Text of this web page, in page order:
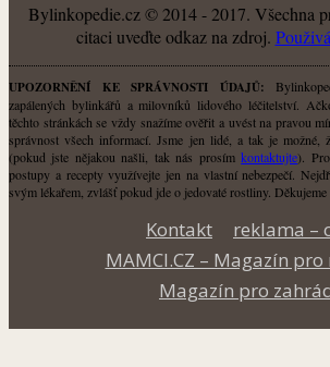
Bylinkopedie.cz © 2014 - 2017. Všechna
citaci uveďte odkaz na zdroj.
UPOZORNĚNÍ KE SPRÁVNOSTI ÚDAJŮ:
zapálených bylinkářů a milovníků lidového léčitelství.
těchto stránkách se vždy snažíme ověřit a uvést na pravou
správnost všech informací. Jsme jen lidé, a tak je možné,
(pokud jste nějakou našli, tak nás prosímkontaktujte).
postupy a recepty využívejte jen na vlastní nebezpečí.
svým lékařem, zvlášť pokud jde o jedovaté rostliny. Děkujeme
Kontakt
reklama –
MAMCI.CZ – Magazín
Magazín pro